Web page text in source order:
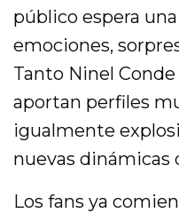
público espera
emociones,
Tanto Ninel
aportan perfiles
igualmente
nuevas dinámicas
Los fans ya